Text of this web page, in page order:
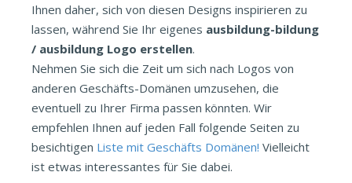
Ihnen daher, sich von diesen Designs inspirieren zu
lassen, während Sie Ihr eigenes ausbildung-bildung
/ ausbildung Logo erstellen.
Nehmen Sie sich die Zeit um sich nach Logos von
anderen Geschäfts-Domänen umzusehen, die
eventuell zu Ihrer Firma passen könnten. Wir
empfehlen Ihnen auf jeden Fall folgende Seiten zu
besichtigen Liste mit Geschäfts Domänen! Vielleicht
ist etwas interessantes für Sie dabei.